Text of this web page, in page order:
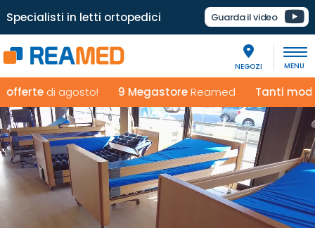
Specialisti in letti ortopedici Guarda il video
NEGOZI
di agosto!9 MegastoreReamedTanti modelli